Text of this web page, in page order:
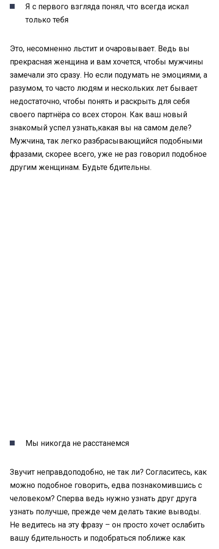
Я с первого взгляда понял, что всегда искал
только тебя
Это, несомненно льстит и очаровывает. Ведь вы
прекрасная женщина и вам хочется, чтобы мужчины
замечали это сразу. Но если подумать не эмоциями, а
разумом, то часто людям и нескольких лет бывает
недостаточно, чтобы понять и раскрыть для себя
своего партнёра со всех сторон. Как ваш новый
знакомый успел узнать,какая вы на самом деле?
Мужчина, так легко разбрасывающийся подобными
фразами, скорее всего, уже не раз говорил подобное
другим женщинам. Будьте бдительны.
Мы никогда не расстанемся
Звучит неправдоподобно, не так ли? Согласитесь, как
можно подобное говорить, едва познакомившись с
человеком? Сперва ведь нужно узнать друг друга
узнать получше, прежде чем делать такие выводы.
Не ведитесь на эту фразу – он просто хочет ослабить
вашу бдительность и подобраться поближе как